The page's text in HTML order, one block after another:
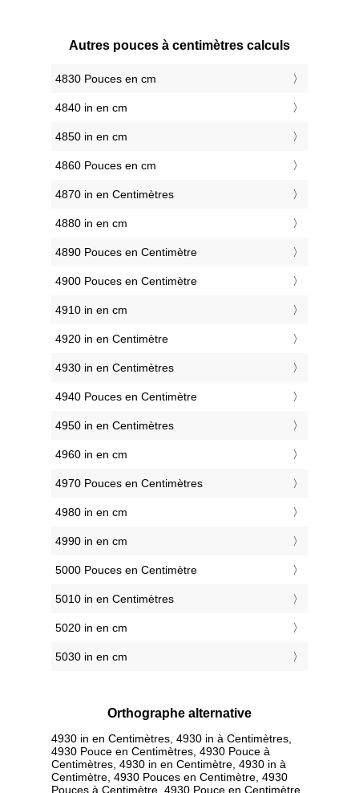
Autres pouces à centimètres calculs
4830 Pouces en cm
4840 in en cm
4850 in en cm
4860 Pouces en cm
4870 in en Centimètres
4880 in en cm
4890 Pouces en Centimètre
4900 Pouces en Centimètre
4910 in en cm
4920 in en Centimètre
4930 in en Centimètres
4940 Pouces en Centimètre
4950 in en Centimètres
4960 in en cm
4970 Pouces en Centimètres
4980 in en cm
4990 in en cm
5000 Pouces en Centimètre
5010 in en Centimètres
5020 in en cm
5030 in en cm
Orthographe alternative
4930 in en Centimètres, 4930 in à Centimètres,
4930 Pouce en Centimètres, 4930 Pouce à
Centimètres, 4930 in en Centimètre, 4930 in à
Centimètre, 4930 Pouces en Centimètre, 4930
Pouces à Centimètre, 4930 Pouce en Centimètre,